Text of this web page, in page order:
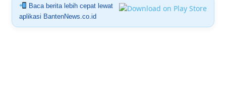
Baca berita lebih cepat lewat
aplikasi BantenNews.co.id